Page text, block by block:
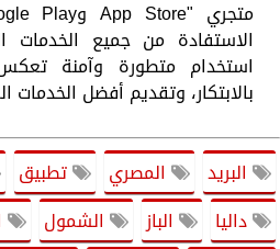
الاستفادة من جميع الخدمات
استخدام متطورة وآمنة تعكس
بالابتكار، وتقديم أفضل الخدمات
البريد المصري تطبيق
داليا
الباز الشمول